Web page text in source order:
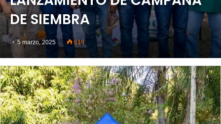
DE SIEMBRA
5 marzo, 2025 619